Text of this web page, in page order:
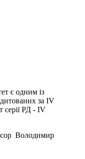
є одним із
за IV
серії РД - IV
Володимир